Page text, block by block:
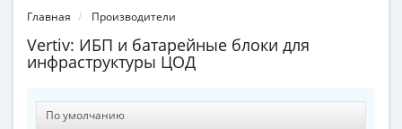
Главная Производители
Vertiv: ИБП и батарейные блоки для
инфраструктуры ЦОД